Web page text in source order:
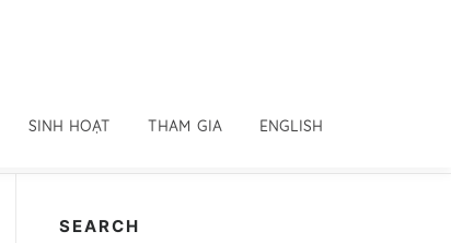
SINH HOẠT THAM GIA ENGLISH
SEARCH